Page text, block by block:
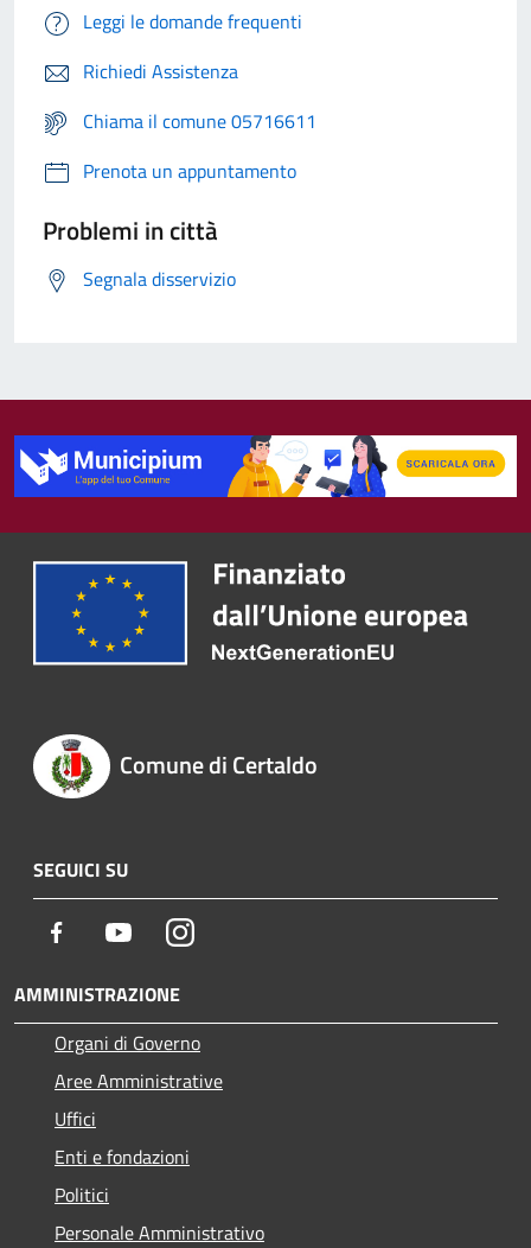
Leggi le domande frequenti
Richiedi Assistenza
Chiama il comune 05716611
Prenota un appuntamento
Problemi in città
Segnala disservizio
Comune di Certaldo
SEGUICI SU
Facebook YoutubeInstagram
AMMINISTRAZIONE
Organi di Governo
Aree Amministrative
Uffici
Enti e fondazioni
Politici
Personale Amministrativo